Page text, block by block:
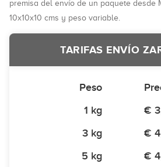
premisa del envío de un paquete desde
10x10x10 cms y peso variable.
TARIFAS ENVÍO
Peso
1 kg
€
3 kg
€
5 kg
€